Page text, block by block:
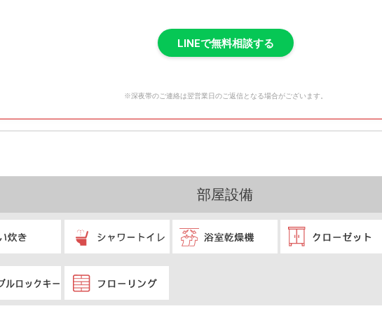
LINEで無料相談する
※深夜帯のご連絡は翌営業日のご返信となる場合がございます。
部屋設備